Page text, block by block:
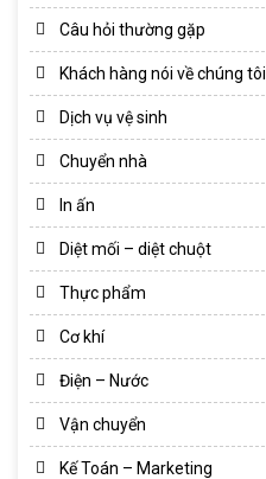
Câu hỏi thường gặp
Khách hàng nói về chúng tôi
Dịch vụ vệ sinh
Chuyển nhà
In ấn
Diệt mối – diệt chuột
Thực phẩm
Cơ khí
Điện – Nước
Vận chuyển
Kế Toán – Marketing